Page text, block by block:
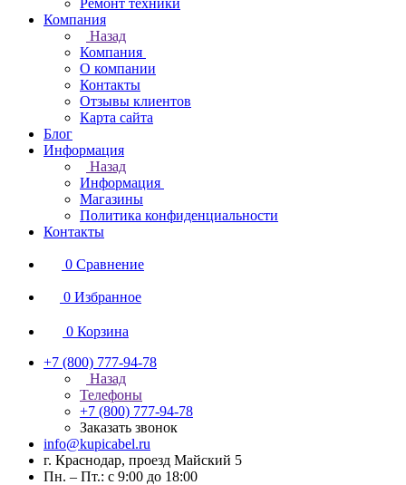
Ремонт техники
Компания
Назад
Компания
О компании
Контакты
Отзывы клиентов
Карта сайта
Блог
Информация
Назад
Информация
Магазины
Политика конфиденциальности
Контакты
0 Сравнение
0 Избранное
0 Корзина
+7 (800) 777-94-78
Назад
Телефоны
+7 (800) 777-94-78
Заказать звонок
info@kupicabel.ru
г. Краснодар, проезд Майский 5
Пн. – Пт.: с 9:00 до 18:00